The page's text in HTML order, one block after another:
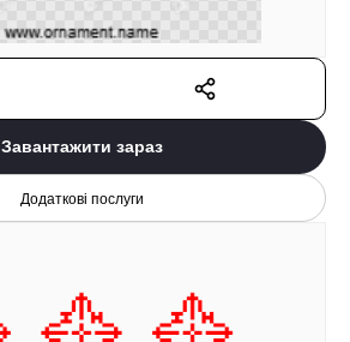
Завантажити зараз
Додаткові послуги